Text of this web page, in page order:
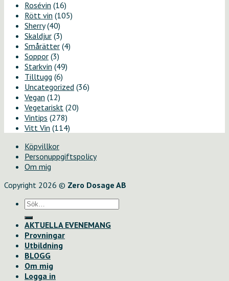
Rosévin (16)
Rött vin (105)
Sherry(40)
Skaldjur (3)
Smårätter (4)
Soppor (3)
Starkvin (49)
Tilltugg (6)
Uncategorized (36)
Vegan (12)
Vegetariskt (20)
Vintips (278)
Vitt Vin (114)
Köpvillkor
Personuppgiftspolicy
Om mig
Copyright 2026 © Zero Dosage AB
Sök
AKTUELLA EVENEMANG
Provningar
Utbildning
BLOGG
Om mig
Logga in